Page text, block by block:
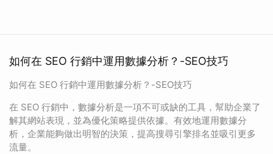
如何在 SEO 行銷中運用數據分析？-SEO技巧
如何在 SEO 行銷中運用數據分析？-SEO技巧
在 SEO 行銷中，數據分析是一項不可或缺的工具，幫助企業了
解其網站表現，並為優化策略提供依據。有效地運用數據分
析，企業能夠做出明智的決策，提高搜尋引擎排名並吸引更多
流量。